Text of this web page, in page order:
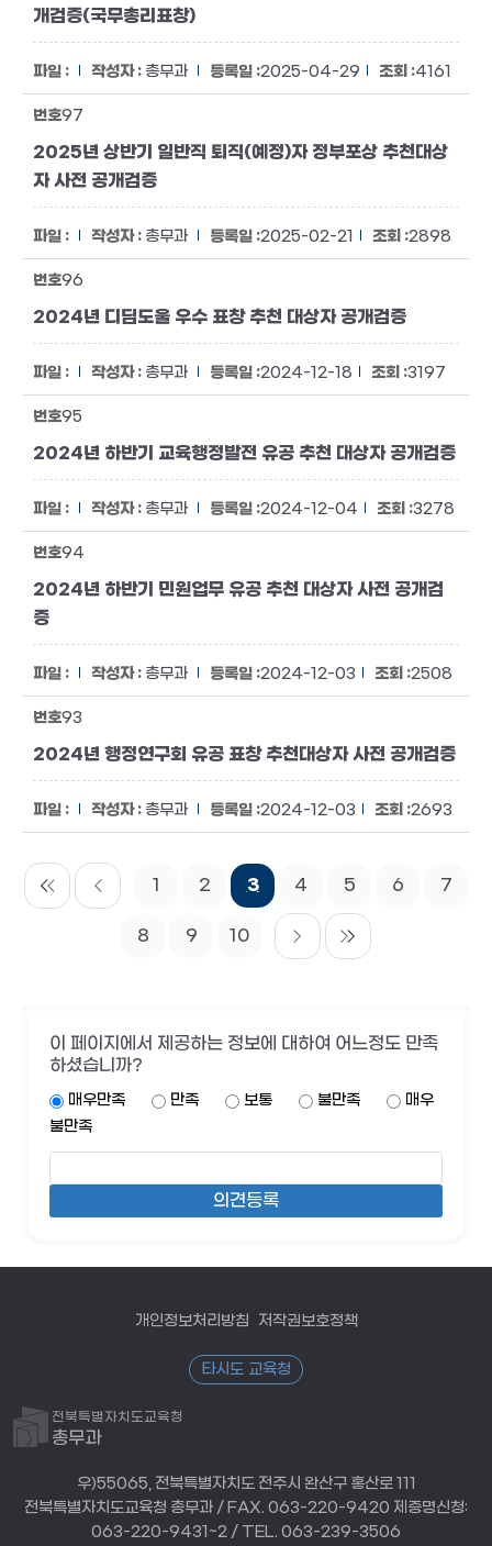
개검증(국무총리표창)
총무과 2025-04-29 4161
97
2025년 상반기 일반직 퇴직(예정)자 정부포상 추천대상
자 사전 공개검증
총무과 2025-02-21 2898
96
2024년 디딤도울 우수 표창 추천 대상자 공개검증
총무과 2024-12-18 3197
95
2024년 하반기 교육행정발전 유공 추천 대상자 공개검증
총무과 2024-12-04 3278
94
2024년 하반기 민원업무 유공 추천 대상자 사전 공개검
증
총무과 2024-12-03 2508
93
2024년 행정연구회 유공 표창 추천대상자 사전 공개검증
총무과 2024-12-03 2693
1 2 3 4 5 6 7
8 9 10
이 페이지에서 제공하는 정보에 대하여 어느정도 만족
하셨습니까?
매우만족 만족 보통 불만족
매우
불만족
개인정보처리방침 저작권보호정책
타시도 교육청
전북특별자치도교육청
총무과
우)55065, 전북특별자치도 전주시 완산구 홍산로 111
전북특별자치도교육청 총무과 / FAX. 063-220-9420 제증명신청:
063-220-9431~2 / TEL. 063-239-3506